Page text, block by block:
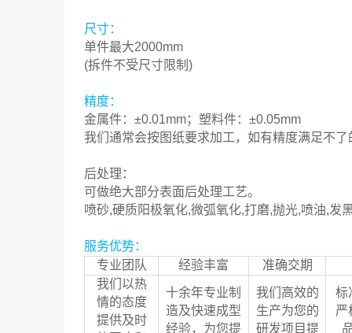
尺寸：
单件最大2000mm
(拆件不受尺寸限制)
精度：
金属件：±0.01mm；塑料件：±0.05mm
我们通常会按图纸要求加工，如有精度满足不
后处理：
可做绝大部分表面后处理工艺。
喷砂,硬质阳极氧化,微弧氧化,打磨,抛光,喷油,发
服务优势：
专业团队
经验丰富
准确交期
我们以热
情的态度
提供及时
十余年专业制
造及快速成型
经验，为您提
我们高效的
生产为您的
研发项目提
标
严